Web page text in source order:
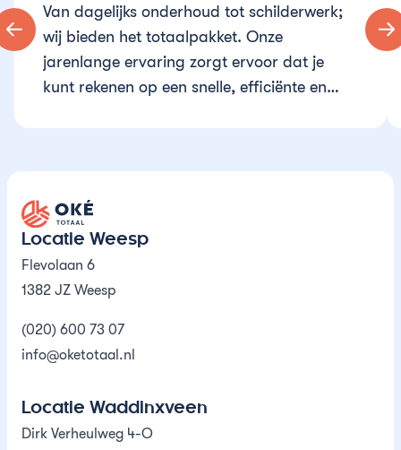
Van dagelijks onderhoud tot schilderwerk;
wij bieden het totaalpakket. Onze
jarenlange ervaring zorgt ervoor dat je
kunt rekenen op een snelle, efficiënte en
Oké Totaal
Locatie Weesp
Flevolaan 6
1382 JZ Weesp
(020) 600 73 07
info@oketotaal.nl
Locatie Waddinxveen
Dirk Verheulweg 4-O